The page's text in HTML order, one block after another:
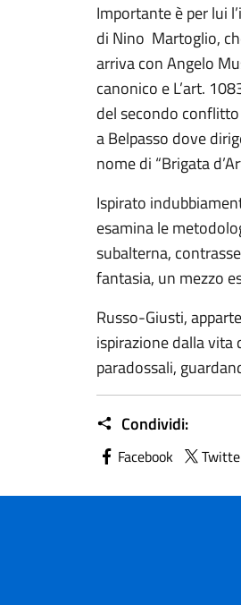
Importante è per lui
di Nino Martoglio,
arriva con Angelo
canonico e L’art.
del secondo
a Belpasso dove
nome di “Brigata
Ispirato
esamina le
subalterna,
fantasia, un mezzo
Russo-Giusti,
ispirazione dalla
paradossali,
Condividi:
Facebook